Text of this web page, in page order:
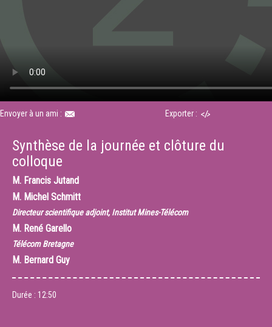
Envoyer à un ami : Exporter :
Synthèse de la journée et clôture du
colloque
M. Francis Jutand
M. Michel Schmitt
Directeur scientifique adjoint, Institut Mines-Télécom
M. René Garello
Télécom Bretagne
M. Bernard Guy
Durée : 12:50